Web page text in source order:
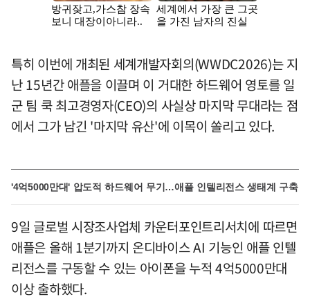
특히 이번에 개최된 세계개발자회의(WWDC2026)는 지
난 15년간 애플을 이끌며 이 거대한 하드웨어 영토를 일
군 팀 쿡 최고경영자(CEO)의 사실상 마지막 무대라는 점
에서 그가 남긴 '마지막 유산'에 이목이 쏠리고 있다.
'4억5000만대' 압도적 하드웨어 무기…애플 인텔리전스 생태계 구축
9일 글로벌 시장조사업체 카운터포인트리서치에 따르면
애플은 올해 1분기까지 온디바이스 AI 기능인 애플 인텔
리전스를 구동할 수 있는 아이폰을 누적 4억5000만대
이상 출하했다.